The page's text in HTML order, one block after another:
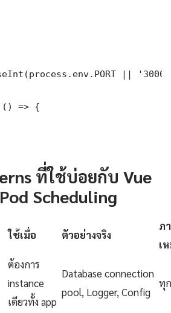
||
() => {
ที่ใช้บ่อยกับ Vue
Scheduling
ใช้เมื่อ ตัวอย่างจริง
ภ
เ
ต้องการ
instance
เดียวทั้ง app
Database connection
pool, Logger, Config
ทุ